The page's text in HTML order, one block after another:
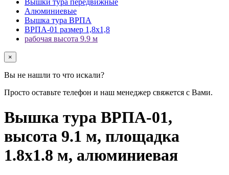
Алюминиевые
Вышка тура ВРПА
ВРПА-01 размер 1,8х1,8
рабочая высота 9.9 м
×
Вы не нашли то что искали?
Просто оставьте телефон и наш менеджер свяжется с Вами.
Вышка тура ВРПА-01,
высота 9.1 м, площадка
1.8x1.8 м, алюминиевая